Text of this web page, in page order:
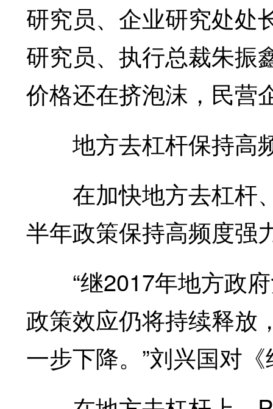
研究员、企业研究处处
研究员、执行总裁朱振
价格还在挤泡沫，民营
地方去杠杆保持高
在加快地方去杠杆
半年政策保持高频度强
“继2017年地方政府
政策效应仍将持续释放
一步下降。”刘兴国对